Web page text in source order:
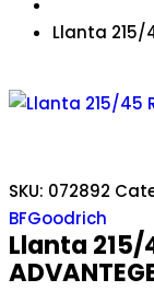
Llanta 215/
SKU: 072892
BFGoodrich
Llanta 215/